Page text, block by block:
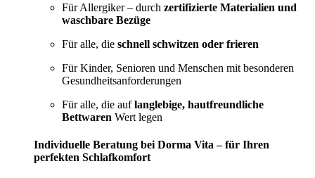
Für Allergiker – durch zertifizierte Materialien und
waschbare Bezüge
Für alle, die schnell schwitzen oder frieren
Für Kinder, Senioren und Menschen mit besonderen
Gesundheitsanforderungen
Für alle, die auflanglebige, hautfreundliche
Bettwaren Wert legen
Individuelle Beratung bei Dorma Vita – für Ihren
perfekten Schlafkomfort